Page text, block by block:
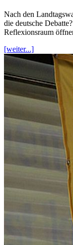
Nach den
die deutsche
Reflexionsraum
[weiter...]